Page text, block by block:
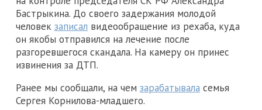
Бастрыкина. До своего задержания молодой
человек записал видеообращение из рехаба, куда
он якобы отправился на лечение после
разгоревшегося скандала. На камеру он принес
извинения за ДТП.
Ранее мы сообщали, на чем зарабатывала семья
Сергея Корнилова-младшего.